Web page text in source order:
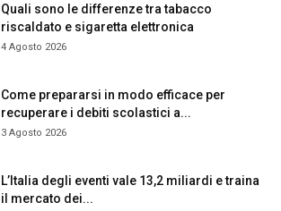
Quali sono le differenze tra tabacco
riscaldato e sigaretta elettronica
4 Agosto 2026
Come prepararsi in modo efficace per
recuperare i debiti scolastici a...
3 Agosto 2026
L’Italia degli eventi vale 13,2 miliardi e traina
il mercato dei...